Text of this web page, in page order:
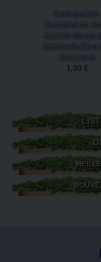
Carte postale.
Illustration de
Baptiste Monge
éditions Au Bord
Continents
1,00 €